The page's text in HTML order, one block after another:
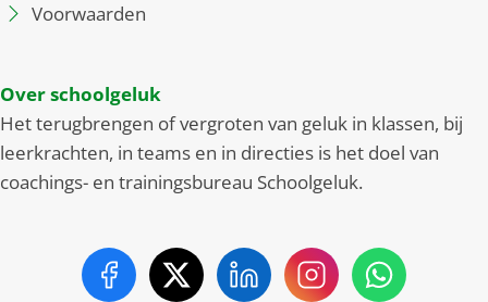
Voorwaarden
Over schoolgeluk
Het terugbrengen of vergroten van geluk in klassen, bij
leerkrachten, in teams en in directies is het doel van
coachings- en trainingsbureau Schoolgeluk.